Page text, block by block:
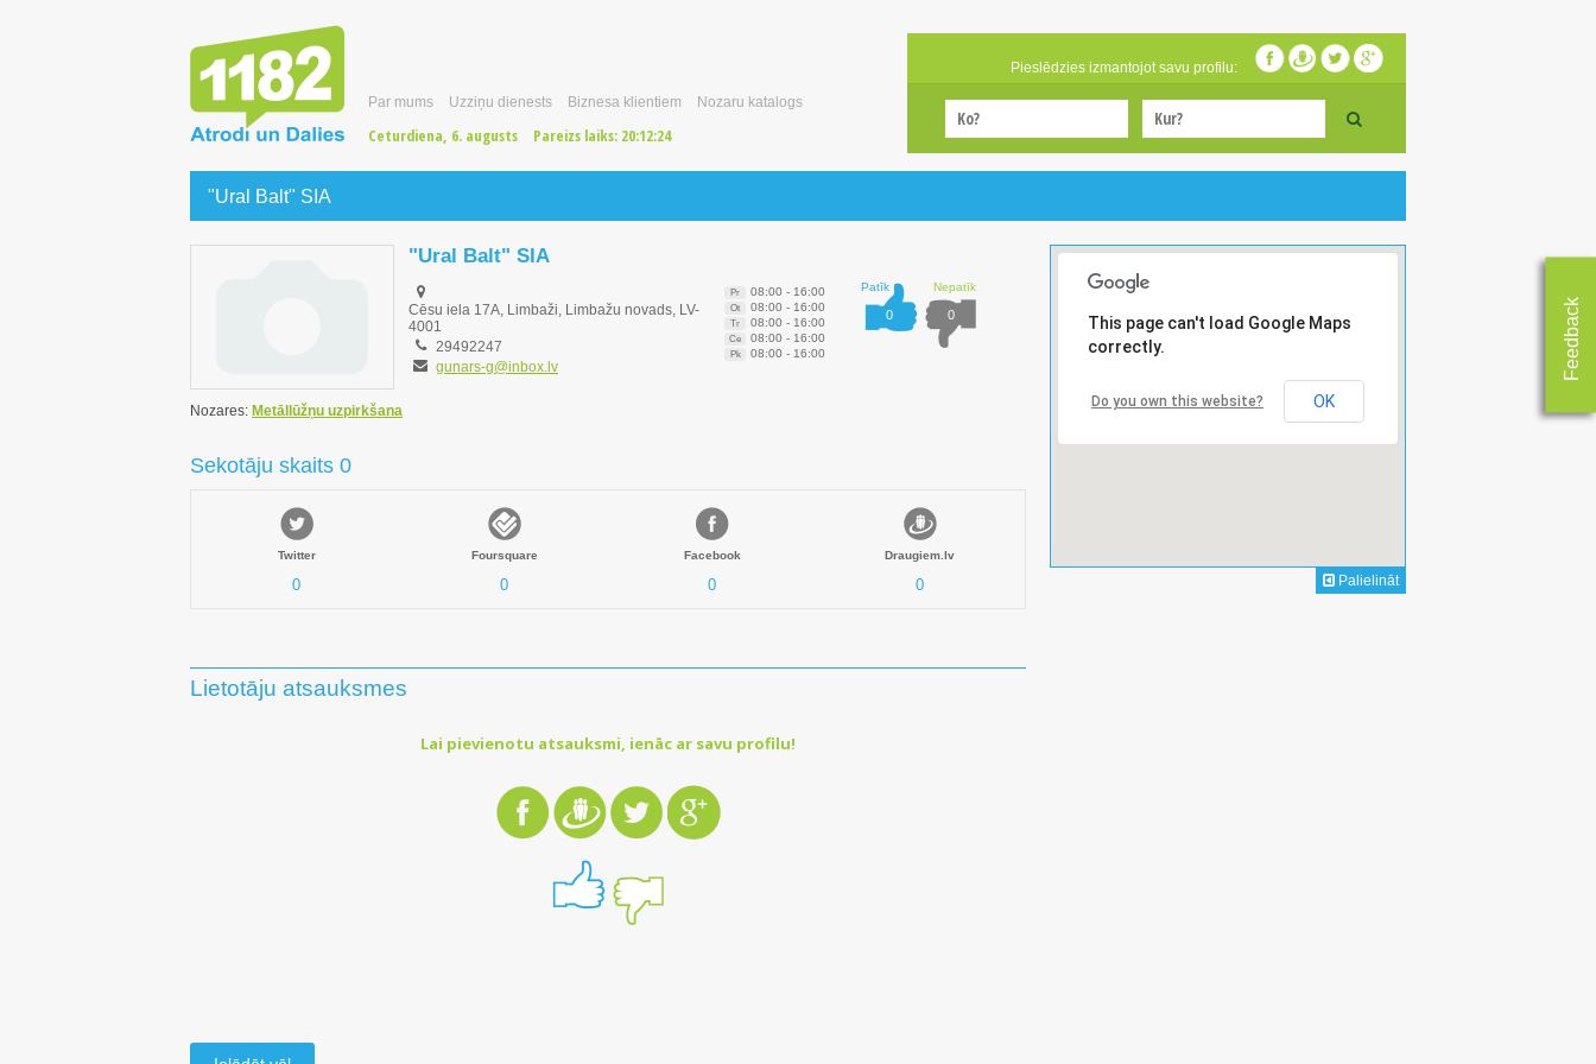
Par mums Uzziņu dienests Biznesa klientiem Nozaru katalogs
Ceturdiena, 6. augusts Pareizs laiks: 20:12:24
Pieslēdzies izmantojot savu profilu:
Feedback
"Ural Balt" SIA
"Ural Balt" SIA
Cēsu iela 17A, Limbaži, Limbažu novads, LV-
4001
29492247
gunars-g@inbox.lv
Pr 08:00 - 16:00
Ot 08:00 - 16:00
Tr 08:00 - 16:00
Ce 08:00 - 16:00
Pk 08:00 - 16:00
Patīk
0
Nepatīk
0
Nozares: Metāllūžņu uzpirkšana
Sekotāju skaits 0
Twitter
0
Foursquare
0
Facebook
0
Draugiem.lv
0
Lietotāju atsauksmes
Lai pievienotu atsauksmi, ienāc ar savu profilu!
This page can't load Google Maps
correctly.
Do you own this website? OK
Palielināt